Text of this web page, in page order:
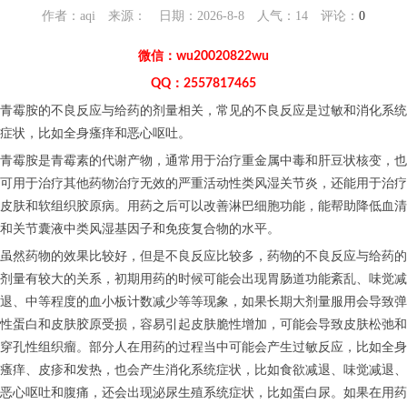
作者：aqi 来源： 日期：2026-8-8 人气： 14 评论： 0
微信：wu20020822wu
QQ：2557817465
青霉胺的不良反应与给药的剂量相关，常见的不良反应是过敏和消化系统
症状，比如全身瘙痒和恶心呕吐。
青霉胺是青霉素的代谢产物，通常用于治疗重金属中毒和肝豆状核变，也
可用于治疗其他药物治疗无效的严重活动性类风湿关节炎，还能用于治疗
皮肤和软组织胶原病。用药之后可以改善淋巴细胞功能，能帮助降低血清
和关节囊液中类风湿基因子和免疫复合物的水平。
虽然药物的效果比较好，但是不良反应比较多，药物的不良反应与给药的
剂量有较大的关系，初期用药的时候可能会出现胃肠道功能紊乱、味觉减
退、中等程度的血小板计数减少等等现象，如果长期大剂量服用会导致弹
性蛋白和皮肤胶原受损，容易引起皮肤脆性增加，可能会导致皮肤松弛和
穿孔性组织瘤。部分人在用药的过程当中可能会产生过敏反应，比如全身
瘙痒、皮疹和发热，也会产生消化系统症状，比如食欲减退、味觉减退、
恶心呕吐和腹痛，还会出现泌尿生殖系统症状，比如蛋白尿。如果在用药